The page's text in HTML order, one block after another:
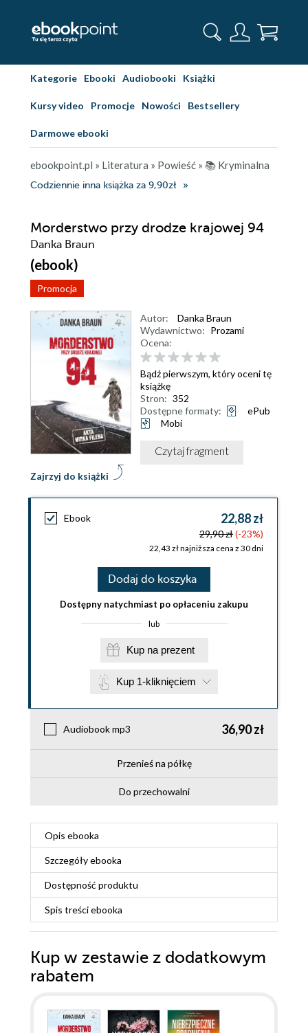
Kategorie Ebooki Audiobooki Książki
Kursy video Promocje Nowości Bestsellery
Darmowe ebooki
ebookpoint.pl » Literatura » Powieść » 📚 Kryminalna
Codziennie inna książka za 9,90zł
Morderstwo przy drodze krajowej 94
Danka Braun
(ebook)
Promocja
Zajrzyj do książki
Autor:
Danka Braun
Wydawnictwo: Prozami
Ocena:
Bądź pierwszym, który oceni tę
książkę
Stron: 352
Dostępne formaty:
ePub
Mobi
Czytaj fragment
Ebook 22,88 zł
29,90 zł(-23%)
22,43 zł najniższa cena z 30 dni
Dodaj do koszyka
Dostępny natychmiast po opłaceniu zakupu
lub
Kup na prezent
Kup 1-kliknięciem
Audiobook mp3 36,90 zł
Przenieś na półkę
Do przechowalni
Opis ebooka
Szczegółyebooka
Dostępność produktu
Spis treściebooka
Kup w zestawie z dodatkowym
rabatem